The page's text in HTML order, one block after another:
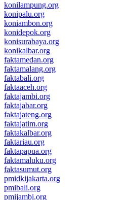
konilampung.org
konipalu.org
koniambon.org
konidepok.org
konisurabaya.org
konikalbar.org
faktamedan.org
faktamalang.org
faktabali.org
faktaaceh.org
faktajambi.org
faktajabar.org
faktajateng.org
faktajatim.org
faktakalbar.org
faktariau.org
faktapapua.org
faktamaluku.org
faktasumut.org
pmidkijakarta.org
pmibali.org
pmijambi.org